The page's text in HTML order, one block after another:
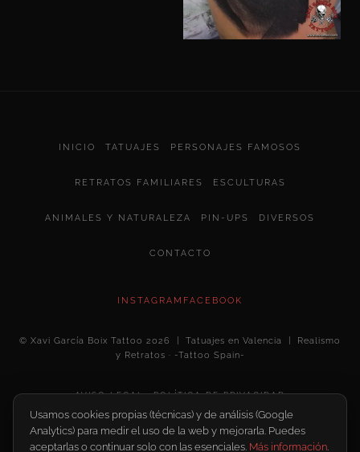
INICIO TATUAJES PERSONAJES FAMOSOS
RETRATOS FAMILIARES ESCULTURAS
ANIMALES Y NATURALEZA PIN-UPS DIVERSOS
CONTACTO
INSTAGRAM FACEBOOK
© Xavi García Boix Tattoo 2026 | Tatuajes en Valencia | Realismo
y Retratos · -Tattoo Spain-
AVISO LEGAL POLÍTICA DE PRIVACIDAD
POLÍTICA DE COOKIES Configurar cookies
Usamos cookies propias (técnicas) y de análisis (Google
Analytics) para medir el uso de la web y mejorarla. Puedes
aceptarlas o continuar solo con las esenciales. Más información.